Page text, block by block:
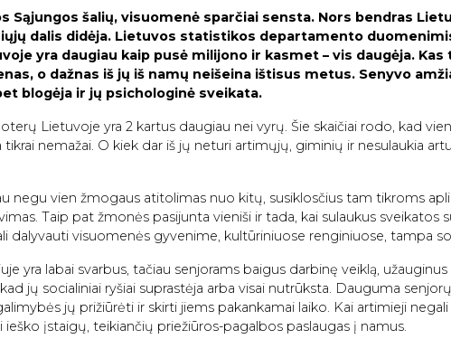
Sąjungos šalių, visuomenė sparčiai sensta. Nors bendras
dalis didėja. Lietuvos statistikos departamento
yra daugiau kaip pusė milijono ir kasmet – vis daugėja.
o dažnas iš jų iš namų neišeina ištisus metus. Senyvo
blogėja ir jų psichologinė sveikata.
Lietuvoje yra 2 kartus daugiau nei vyrų. Šie skaičiai rodo, kad
nemažai. O kiek dar iš jų neturi artimųjų, giminių ir nesulaukia
negu vien žmogaus atitolimas nuo kitų, susiklosčius tam tikroms
Taip pat žmonės pasijunta vieniši ir tada, kai sulaukus sveikatos
dalyvauti visuomenės gyvenime, kultūriniuose renginiuose, tampa
yra labai svarbus, tačiau senjorams baigus darbinę veiklą, užauginus
jų socialiniai ryšiai suprastėja arba visai nutrūksta. Dauguma
jų prižiūrėti ir skirti jiems pakankamai laiko. Kai artimieji
įstaigų, teikiančių priežiūros-pagalbos paslaugas į namus.